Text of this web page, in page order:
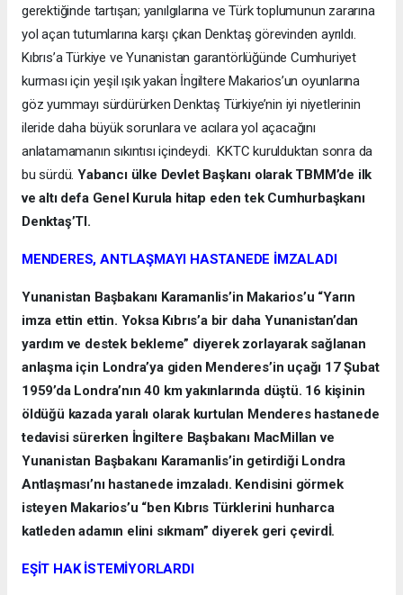
gerektiğinde tartışan; yanılgılarına ve Türk toplumunun zararına
yol açan tutumlarına karşı çıkan Denktaş görevinden ayrıldı.
Kıbrıs’a Türkiye ve Yunanistan garantörlüğünde Cumhuriyet
kurması için yeşil ışık yakan İngiltere Makarios’un oyunlarına
göz yummayı sürdürürken Denktaş Türkiye’nin iyi niyetlerinin
ileride daha büyük sorunlara ve acılara yol açacağını
anlatamamanın sıkıntısı içindeydi. KKTC kurulduktan sonra da
bu sürdü.Yabancı ülke Devlet Başkanı olarak TBMM’de ilk
ve altı defa Genel Kurula hitap eden tek Cumhurbaşkanı
Denktaş’TI.
MENDERES, ANTLAŞMAYI HASTANEDE İMZALADI
Yunanistan Başbakanı Karamanlis’in Makarios’u “Yarın
imza ettin ettin. Yoksa Kıbrıs’a bir daha Yunanistan’dan
yardım ve destek bekleme” diyerek zorlayarak sağlanan
anlaşma için Londra’ya giden Menderes’in uçağı 17 Şubat
1959’da Londra’nın 40 km yakınlarında düştü. 16 kişinin
öldüğü kazada yaralı olarak kurtulan Menderes hastanede
tedavisi sürerken İngiltere Başbakanı MacMillan ve
Yunanistan Başbakanı Karamanlis’in getirdiği Londra
Antlaşması’nı hastanede imzaladı. Kendisini görmek
isteyen Makarios’u “ben Kıbrıs Türklerini hunharca
katleden adamın elini sıkmam” diyerek geri çevirdİ.
EŞİT HAK İSTEMİYORLARDI